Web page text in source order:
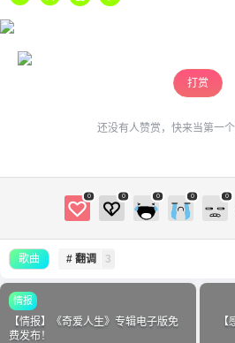
打赏
还没有人赞赏，快来当第一个
0 0 0 0 0
歌曲 # 翻调 3
情报
【情报】《奇爱人生》专辑电子版免
费发布！